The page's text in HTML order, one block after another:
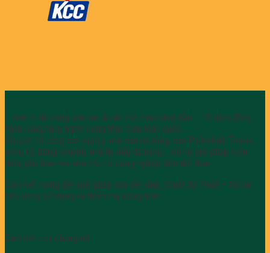
– Đơn vị thi công sơn sàn & sân thể thao hàng đầu – 10 năm đồng
hành cùng hàng nghìn công trình trên toàn quốc.
Chuyên thi công sơn epoxy, mài sàn bê tông, sân Pickleball, Tennis,
bóng rổ, bóng chuyền, nhà thi đấu đa năng… với hệ giải pháp toàn
diện, phù hợp mọi nhu cầu từ công nghiệp đến thể thao.
Cam kết mang đến giải pháp sàn bền đẹp, chuẩn kỹ thuật – tối ưu
hiệu năng sử dụng và thẩm mỹ công trình.
Cam kết của chúng tôi